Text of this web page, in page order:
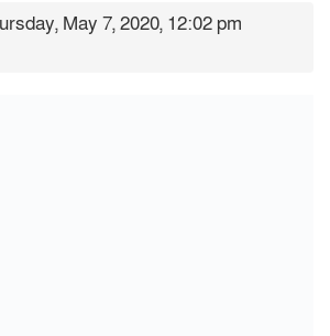
May 7, 2020, 12:02 pm